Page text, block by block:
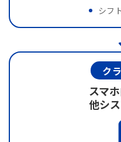
シフ
ク
スマ
他シ